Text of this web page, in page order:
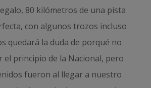
80 kilómetros de una pista
con algunos trozos incluso
quedará la duda de porqué no
principio de la Nacional, pero
fueron al llegar a nuestro